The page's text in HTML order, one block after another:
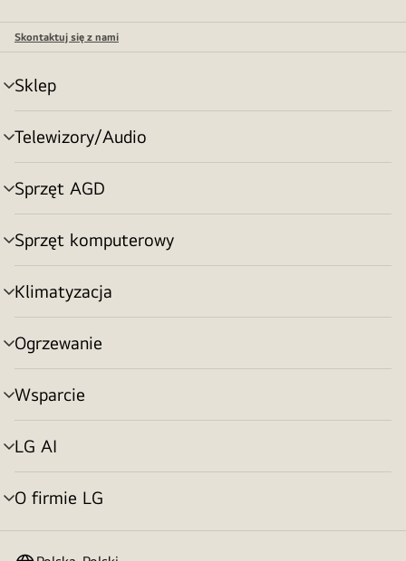
Skontaktuj się z nami
Sklep
Przełącznik
menu
Telewizory/Audio
Przełącznik
menu
Sprzęt AGD
Przełącznik
menu
Sprzęt komputerowy
Przełącznik
menu
Klimatyzacja
Przełącznik
menu
Ogrzewanie
Przełącznik
menu
Wsparcie
Przełącznik
menu
LG AI
Przełącznik
menu
O firmie LG
Przełącznik